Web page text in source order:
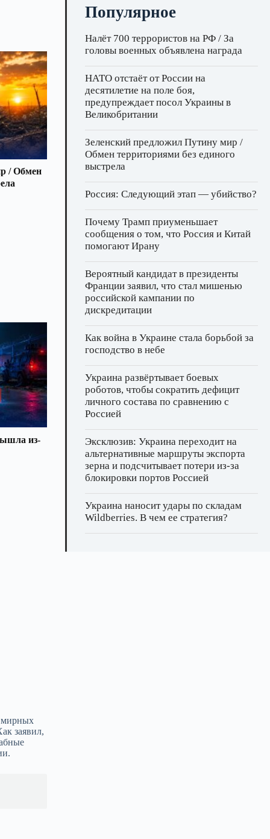
/ Обмен
из-
мирных
заявил,
Популярное
Налёт 700 террористов на РФ / За
головы военных объявлена награда
НАТО отстаёт от России на
десятилетие на поле боя,
предупреждает посол Украины в
Великобритании
Зеленский предложил Путину мир /
Обмен территориями без единого
выстрела
Россия: Следующий этап — убийство?
Почему Трамп приуменьшает
сообщения о том, что Россия и Китай
помогают Ирану
Вероятный кандидат в президенты
Франции заявил, что стал мишенью
российской кампании по
дискредитации
Как война в Украине стала борьбой за
господство в небе
Украина развёртывает боевых
роботов, чтобы сократить дефицит
личного состава по сравнению с
Россией
Эксклюзив: Украина переходит на
альтернативные маршруты экспорта
зерна и подсчитывает потери из‑за
блокировки портов Россией
Украина наносит удары по складам
Wildberries. В чем ее стратегия?